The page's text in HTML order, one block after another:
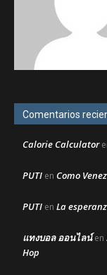
Comentarios
Calorie Calculator
PUTI en Como
PUTI en La
แทงบอล ออนไลน์en
Hop